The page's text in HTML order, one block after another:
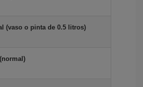
(vaso o pinta de 0.5 litros)